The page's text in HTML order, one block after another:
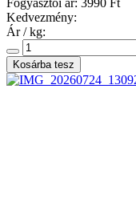
Kedvezmény:
Ár / kg: